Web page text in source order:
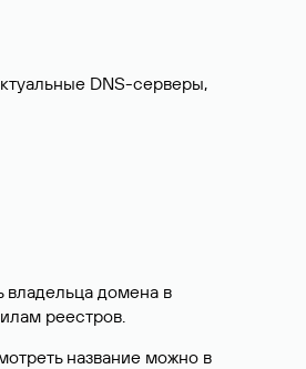
DNS-серверы,
владельца домена в
реестров.
название можно в